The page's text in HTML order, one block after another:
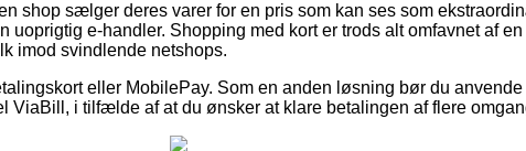
shop sælger deres varer for en pris som kan ses som
uoprigtig e-handler. Shopping med kort er trods alt omfavnet af en
imod svindlende netshops.
eller MobilePay. Som en anden løsning bør du anvende
ViaBill, i tilfælde af at du ønsker at klare betalingen af flere